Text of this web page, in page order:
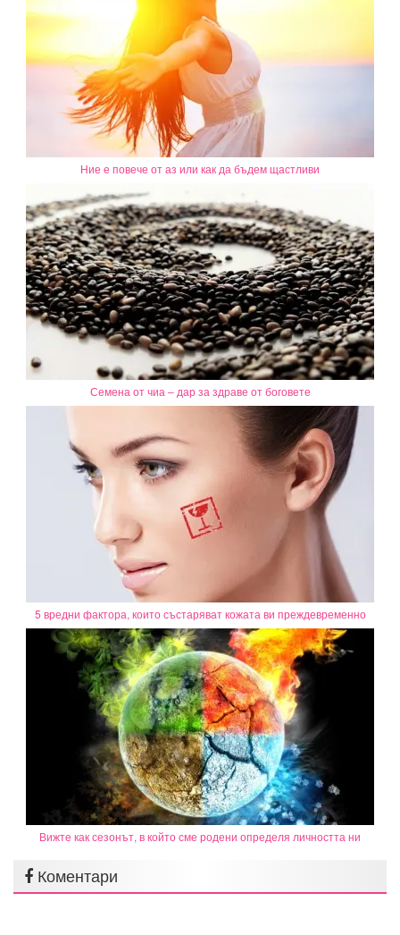
Ние е повече от аз или как да бъдем щастливи
Семена от чиа – дар за здраве от боговете
5 вредни фактора, които състаряват кожата ви преждевременно
Вижте как сезонът, в който сме родени определя личността ни
Коментари